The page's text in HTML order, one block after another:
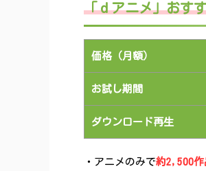
「ｄアニメ」おす
価格（月額）
お試し期間
ダウンロード再生
・アニメのみで約2,500作